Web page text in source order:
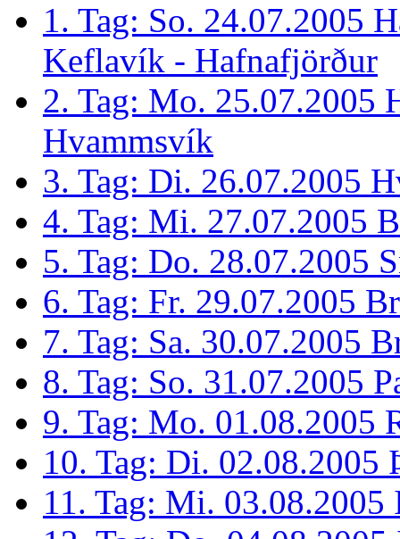
1. Tag: So. 24.07.2005
Keflavík - Hafnafjörður
2. Tag: Mo. 25.07.2005
Hvammsvík
3. Tag: Di. 26.07.2005
4. Tag: Mi. 27.07.2005
5. Tag: Do. 28.07.2005
6. Tag: Fr. 29.07.2005
7. Tag: Sa. 30.07.2005
8. Tag: So. 31.07.2005
9. Tag: Mo. 01.08.2005
10. Tag: Di.
11. Tag: Mi. 03.08.2005